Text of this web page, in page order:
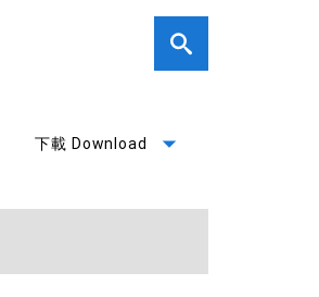
下載 Download arrow_drop_down